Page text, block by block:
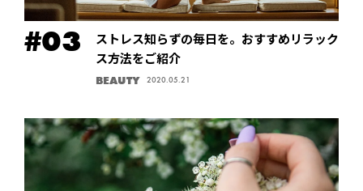
ストレス知らずの毎日を。おすすめリラック
ス方法をご紹介
BEAUTY 2020.05.21